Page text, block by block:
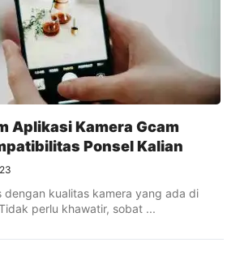
Aplikasi Kamera Gcam
Ponsel Kalian
dengan kualitas kamera yang ada di
perlu khawatir, sobat ...